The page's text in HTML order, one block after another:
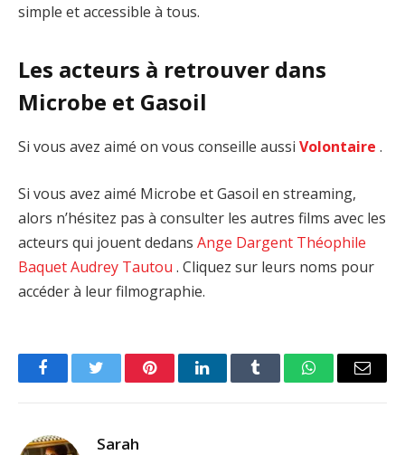
simple et accessible à tous.
Les acteurs à retrouver dans
Microbe et Gasoil
Si vous avez aimé on vous conseille aussi Volontaire .
Si vous avez aimé Microbe et Gasoil en streaming,
alors n’hésitez pas à consulter les autres films avec les
acteurs qui jouent dedans Ange Dargent Théophile
BaquetAudrey Tautou . Cliquez sur leurs noms pour
accéder à leur filmographie.
FacebookTwitter PinterestLinkedInTumblr WhatsAppEmail
Sarah